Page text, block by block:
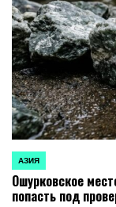
ОПУБЛИКОВАНО
В
АЗИЯ
Ошурковское
попасть под